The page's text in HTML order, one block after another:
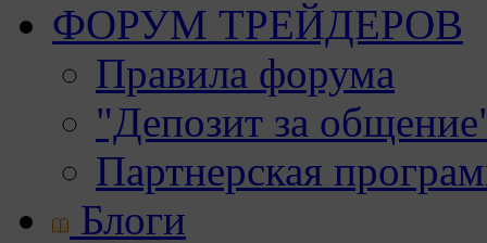
ФОРУМ ТРЕЙДЕРОВ
Правила форума
"Депозит за
Партнерская
Блоги